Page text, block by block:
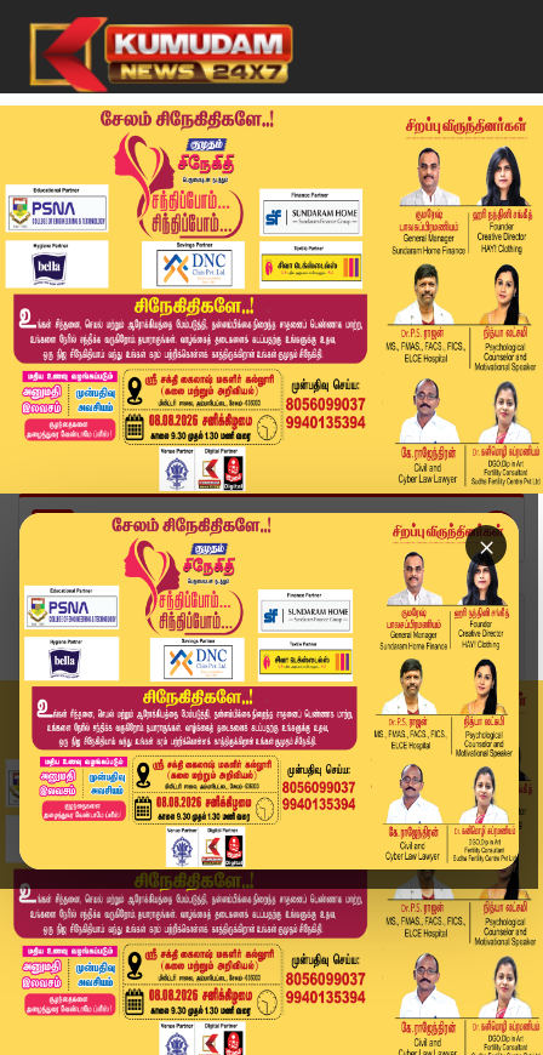
×
Home
வீடியோ ஸ்டோரி
இலங்கை அரசு சார்பில் சிறப்பு தபால் தலை வெளியீடு...